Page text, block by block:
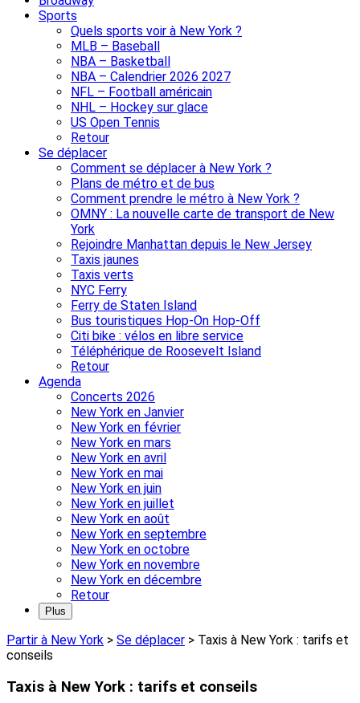
Sports
Quels sports voir à New York ?
MLB – Baseball
NBA – Basketball
NBA – Calendrier 2026 2027
NFL – Football américain
NHL – Hockey sur glace
US Open Tennis
Retour
Se déplacer
Comment se déplacer à New York ?
Plans de métro et de bus
Comment prendre le métro à New York ?
OMNY : La nouvelle carte de transport de New
York
Rejoindre Manhattan depuis le New Jersey
Taxis jaunes
Taxis verts
NYC Ferry
Ferry de Staten Island
Bus touristiques Hop-On Hop-Off
Citi bike : vélos en libre service
Téléphérique de Roosevelt Island
Retour
Agenda
Concerts 2026
New York en Janvier
New York en février
New York en mars
New York en avril
New York en mai
New York en juin
New York en juillet
New York en août
New York en septembre
New York en octobre
New York en novembre
New York en décembre
Retour
Plus
Partir à New York > Se déplacer > Taxis à New York : tarifs et
conseils
Taxis à New York : tarifs et conseils